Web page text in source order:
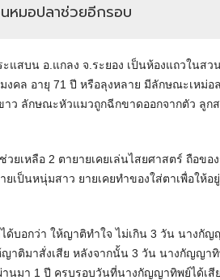
หมอปลาช่วยอีกรอบ
แสบน อ.แกลง จ.ระยอง เป็นห้องแถวในสว
คล อายุ 71 ปี หรือลุงหลาย มีลักษณะเหม่อ
ว ลักษณะหัวแมวถูกฉีกขาดออกจากตัว ลูก
ยเหลือ 2 ตายายเคยเล่นไสยศาสตร์ ถือข
ยเป็นหนุ่มสาว ยายเคยทำของใส่ตาเพื่อให้
บอกว่า ให้ญาติทำใจ ไม่เกิน 3 วัน นางกัญ
าติมาสั่งเสีย หลังจากนั้น 3 วัน นางกัญญา
านมา 1 ปี ครบรอบวันที่นางกัญญาทิพย์ได้เสี